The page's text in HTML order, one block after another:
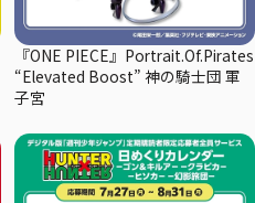
『ONE PIECE』Portrait.Of.Pirates
“Elevated Boost” 神の騎士団 軍
子宮